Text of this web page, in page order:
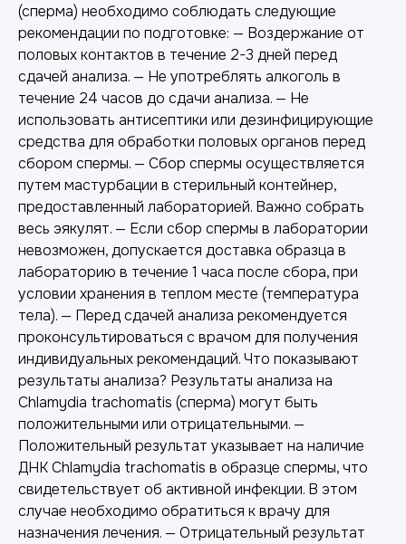
(сперма) необходимо соблюдать следующие
рекомендации по подготовке: — Воздержание от
половых контактов в течение 2-3 дней перед
сдачей анализа. — Не употреблять алкоголь в
течение 24 часов до сдачи анализа. — Не
использовать антисептики или дезинфицирующие
средства для обработки половых органов перед
сбором спермы. — Сбор спермы осуществляется
путем мастурбации в стерильный контейнер,
предоставленный лабораторией. Важно собрать
весь эякулят. — Если сбор спермы в лаборатории
невозможен, допускается доставка образца в
лабораторию в течение 1 часа после сбора, при
условии хранения в теплом месте (температура
тела). — Перед сдачей анализа рекомендуется
проконсультироваться с врачом для получения
индивидуальных рекомендаций. Что показывают
результаты анализа? Результаты анализа на
Chlamydia trachomatis (сперма) могут быть
положительными или отрицательными. —
Положительный результат указывает на наличие
ДНК Chlamydia trachomatis в образце спермы, что
свидетельствует об активной инфекции. В этом
случае необходимо обратиться к врачу для
назначения лечения. — Отрицательный результат